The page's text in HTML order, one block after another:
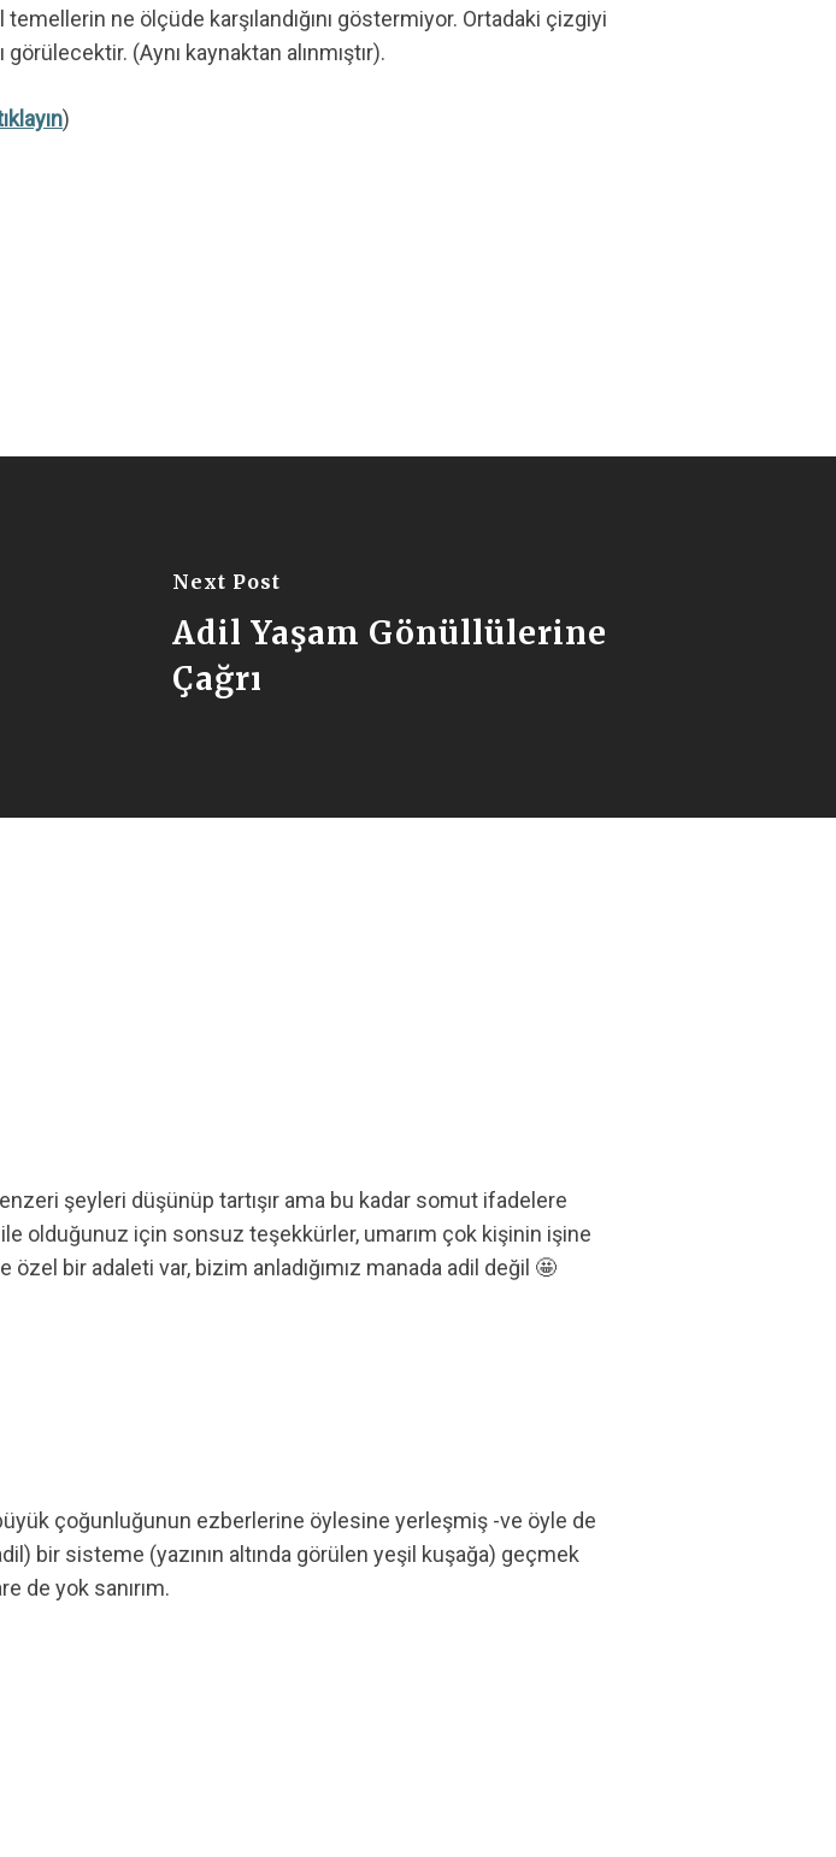
ne ölçüde karşılandığını göstermiyor. Ortadaki çizgiyi
görülecektir. (Aynı kaynaktan alınmıştır).
)
Next Post
Adil Yaşam Gönüllülerine
Çağrı
şeyleri düşünüp tartışır ama bu kadar somut ifadelere
olduğunuz için sonsuz teşekkürler, umarım çok kişinin işine
bir adaleti var, bizim anladığımız manada adil değil 🤩
çoğunluğunun ezberlerine öylesine yerleşmiş -ve öyle de
bir sisteme (yazının altında görülen yeşil kuşağa) geçmek
de yok sanırım.